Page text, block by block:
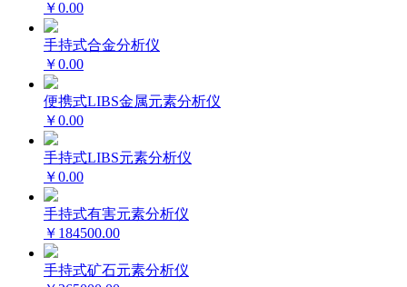
￥0.00
手持式合金分析仪
￥0.00
便携式LIBS金属元素分析仪
￥0.00
手持式LIBS元素分析仪
￥0.00
手持式有害元素分析仪
￥184500.00
手持式矿石元素分析仪